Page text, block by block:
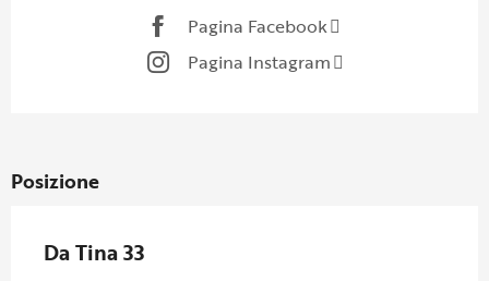
Pagina Facebook
Pagina Instagram
Posizione
Da Tina 33